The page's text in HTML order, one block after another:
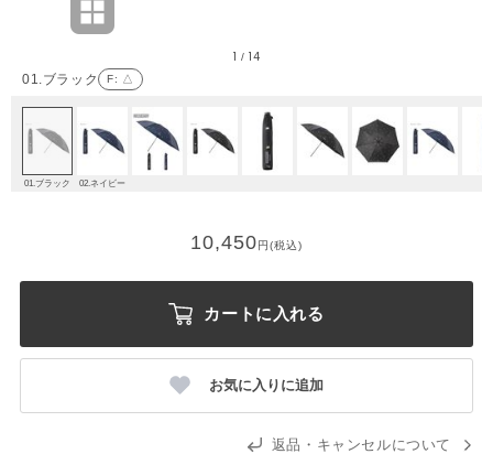
01.ブラック F: △
1 /14
01.ブラック 02.ネイビー
10,450円(税込)
カートに入れる
お気に入りに追加
返品・キャンセルについて